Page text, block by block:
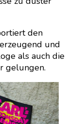
den
und
als auch die
gelungen.